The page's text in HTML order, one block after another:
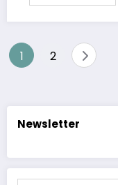
Pagination
1 2
Newsletter
Saisissez votre adresse e-mail…